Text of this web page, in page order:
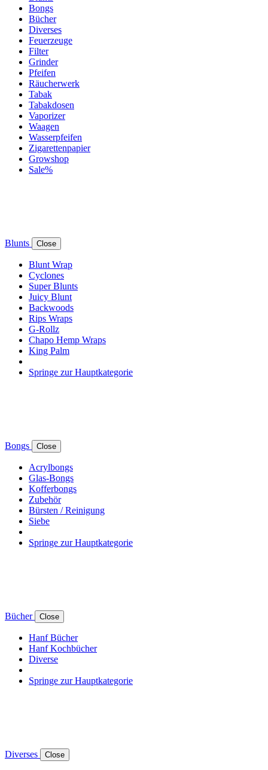
Bongs
Bücher
Diverses
Feuerzeuge
Filter
Grinder
Pfeifen
Räucherwerk
Tabak
Tabakdosen
Vaporizer
Waagen
Wasserpfeifen
Zigarettenpapier
Growshop
Sale%
Blunts Close
Blunt Wrap
Cyclones
Super Blunts
Juicy Blunt
Backwoods
Rips Wraps
G-Rollz
Chapo Hemp Wraps
King Palm
Springe zur Hauptkategorie
Bongs Close
Acrylbongs
Glas-Bongs
Kofferbongs
Zubehör
Bürsten / Reinigung
Siebe
Springe zur Hauptkategorie
Bücher Close
Hanf Bücher
Hanf Kochbücher
Diverse
Springe zur Hauptkategorie
Diverses Close